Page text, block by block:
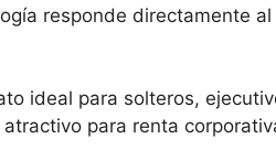
responde directamente
ideal para solteros,
atractivo para renta